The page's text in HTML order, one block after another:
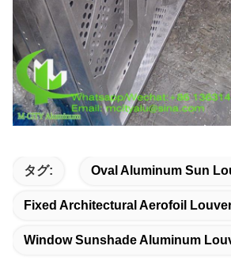
タグ: Oval Aluminum Sun
Fixed Architectural Aerofoil
Window Sunshade Aluminum